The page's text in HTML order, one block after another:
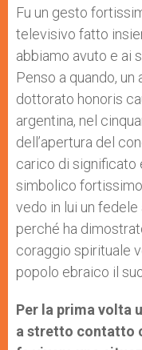
Fu un gesto
televisivo fatto
abbiamo avuto e ai
Penso a quando,
dottorato honoris
argentina, nel
dell’apertura del
carico di significato
simbolico
vedo in lui un
perché ha
coraggio spirituale
popolo ebraico il
Per la prima volta
a stretto contatto